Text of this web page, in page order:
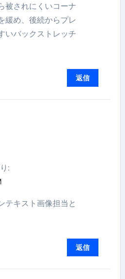
被されにくいコーナ
緩め、後続からプレ
いバックストレッチ
返信
:
テキスト画像担当と
返信